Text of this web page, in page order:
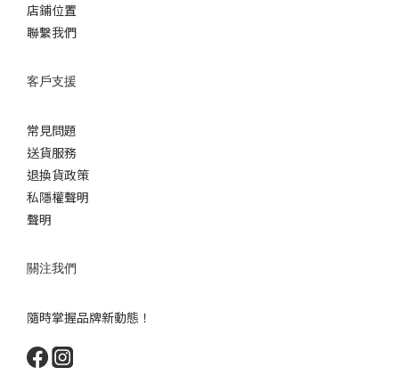
店鋪位置
聯繫我們
客戶支援
常見問題
送貨服務
退換貨政策
私隱權聲明
聲明
關注我們
隨時掌握品牌新動態！